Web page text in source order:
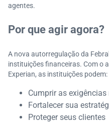
agentes.
Por que agir agora?
A nova autorregulação da
instituições financeiras. Com o
Experian, as instituições podem:
Cumprir as
Fortalecer sua
Proteger seus clientes